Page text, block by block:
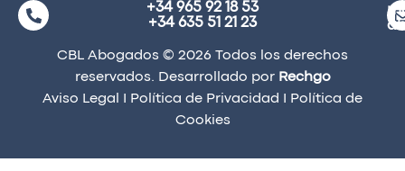
+34 965 92 18 53
+34 635 51 21 23
CBL Abogados © 2026 Todos los derechos
reservados. Desarrollado por Rechgo
Aviso Legal
Política de Privacidad
Política de
Cookies